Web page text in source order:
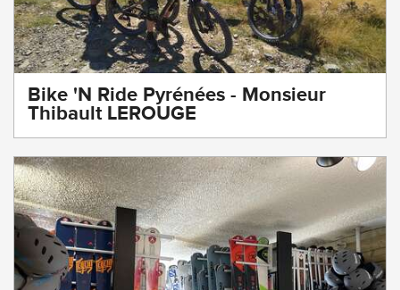
Bike 'N Ride Pyrénées - Monsieur
Thibault LEROUGE